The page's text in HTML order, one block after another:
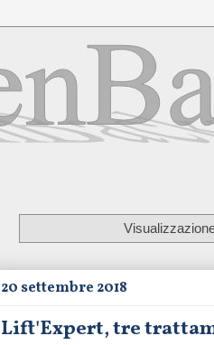
20 settembre 2018
Lift'Expert, tre